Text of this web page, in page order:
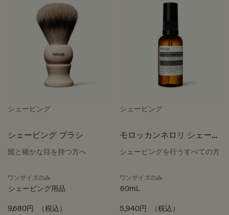
シェービング
シェービング ブラシ
髭と確かな目を持つ方へ
ワンサイズのみ
シェービング用品
9,680円 （税込）
シェービング
モロッカンネロリ シェービ
ング セラム
シェービングを行うすべての方
ワンサイズのみ
60mL
5,940円 （税込）